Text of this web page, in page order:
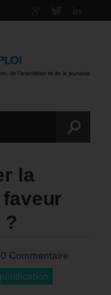
la
?
0 Commentaire